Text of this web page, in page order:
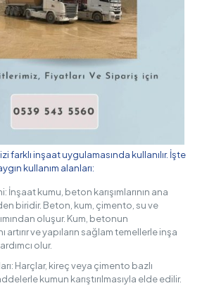
farklı inşaat uygulamasında kullanılır. İşte
kullanım alanları:
İnşaat kumu, beton karışımlarının ana
biridir. Beton, kum, çimento, su ve
oluşur. Kum, betonun
artırır ve yapıların sağlam temellerle inşa
olur.
Harçlar, kireç veya çimento bazlı
kumun karıştırılmasıyla elde edilir.